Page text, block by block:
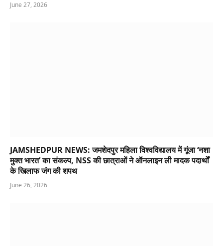
June 27, 2026
JAMSHEDPUR NEWS: जमशेदपुर महिला विश्वविद्यालय में गूंजा ‘नशा
मुक्त भारत’ का संकल्प, NSS की छात्राओं ने ऑनलाइन ली मादक पदार्थों
के खिलाफ जंग की शपथ
June 26, 2026